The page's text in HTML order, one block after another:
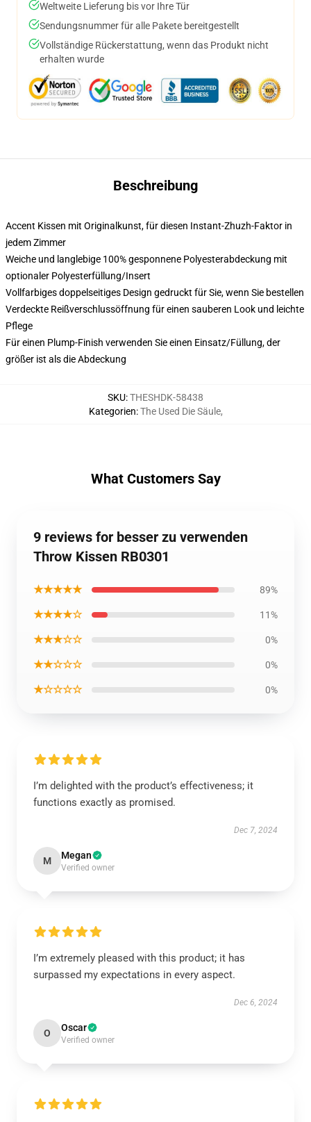
Weltweite Lieferung bis vor Ihre Tür
Sendungsnummer für alle Pakete bereitgestellt
Vollständige Rückerstattung, wenn das Produkt nicht
erhalten wurde
Beschreibung
Accent Kissen mit Originalkunst, für diesen Instant-Zhuzh-Faktor in
jedem Zimmer
Weiche und langlebige 100% gesponnene Polyesterabdeckung mit
optionaler Polyesterfüllung/Insert
Vollfarbiges doppelseitiges Design gedruckt für Sie, wenn Sie bestellen
Verdeckte Reißverschlussöffnung für einen sauberen Look und leichte
Pflege
Für einen Plump-Finish verwenden Sie einen Einsatz/Füllung, der
größer ist als die Abdeckung
SKU:THESHDK-58438
Kategorien:The Used Die Säule,
What Customers Say
9 reviews for besser zu verwenden
Throw Kissen RB0301
★★★★★ 89%
★★★★☆ 11%
★★★☆☆ 0%
★★☆☆☆ 0%
★☆☆☆☆ 0%
I’m delighted with the product’s effectiveness; it
functions exactly as promised.
Dec 7, 2024
M Megan
Verified owner
I’m extremely pleased with this product; it has
surpassed my expectations in every aspect.
Dec 6, 2024
O Oscar
Verified owner